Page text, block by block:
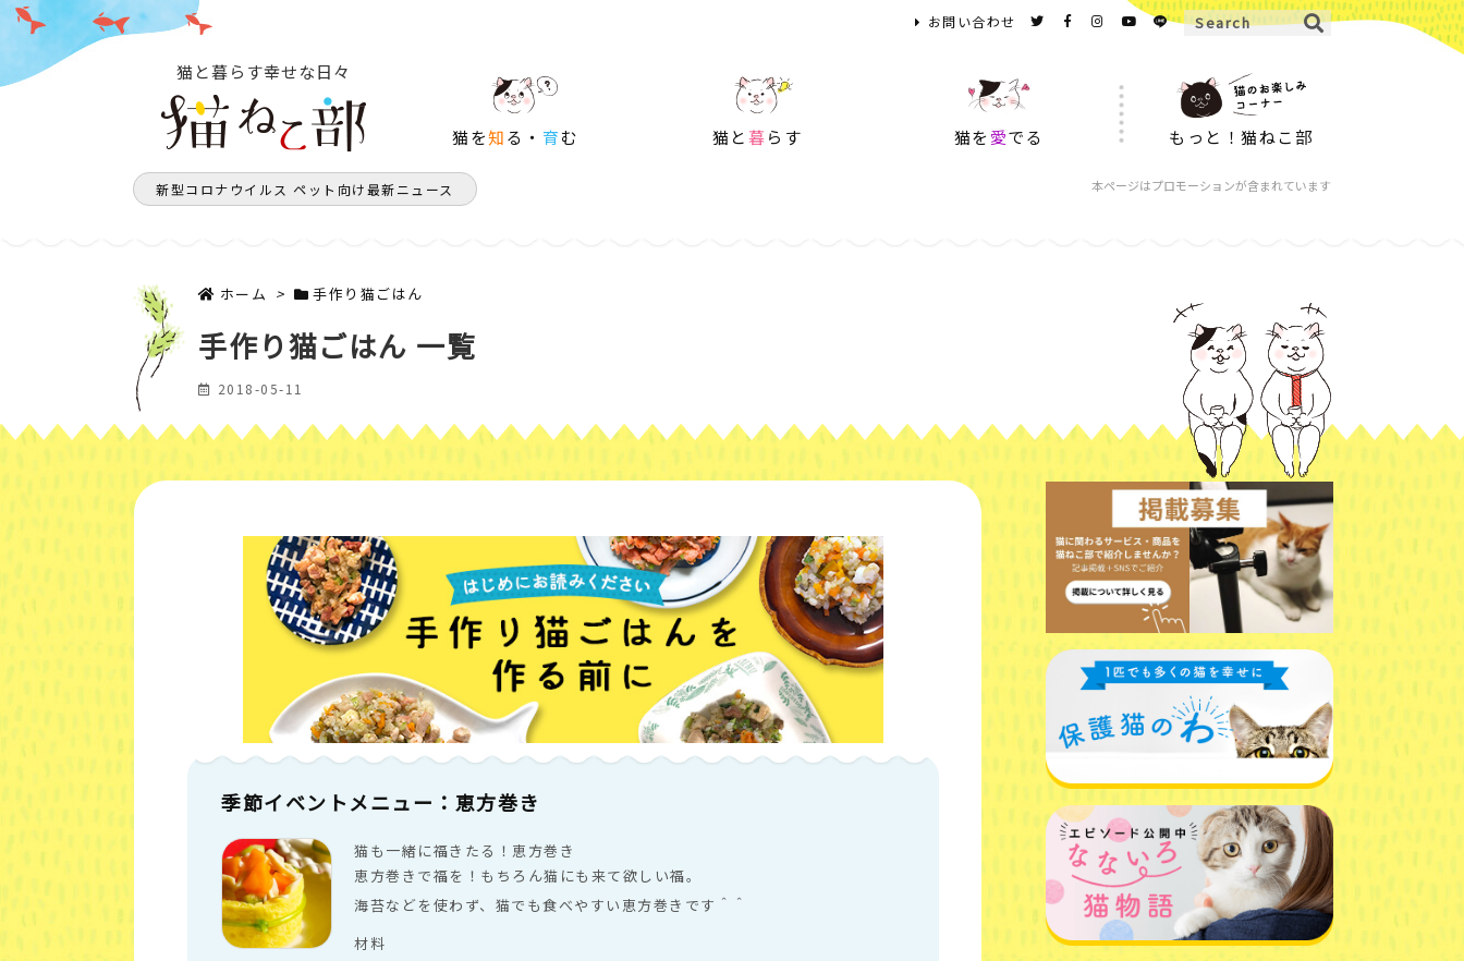
猫と暮らす幸せな日々
猫を知る・ 育む 猫と暮らす 猫を 愛でる もっと！猫ねこ部
お問い合わせ
新型コロナウイルス ペット向け最新ニュース 本ページはプロモーションが含まれています
ホーム > 手作り猫ごはん
手作り猫ごはん 一覧
2018-05-11
季節イベントメニュー：恵方巻き
猫も一緒に福きたる！恵方巻き
恵方巻きで福を！もちろん猫にも来て欲しい福。
海苔などを使わず、猫でも食べやすい恵方巻きです＾＾
材料